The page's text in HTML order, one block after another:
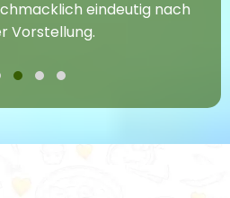
eindeutig nach
Vorstellung.